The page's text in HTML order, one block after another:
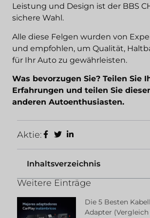
Leistung und Design ist der BBS
sichere Wahl.
Alle diese Felgen wurden von
und empfohlen, um Qualität,
für Ihr Auto zu gewährleisten.
Was bevorzugen Sie? Teilen Sie
Erfahrungen und teilen Sie
anderen Autoenthusiasten.
Aktie:
Inhaltsverzeichnis
Weitere Einträge
Die 5 Besten
Adapter (Vergleich